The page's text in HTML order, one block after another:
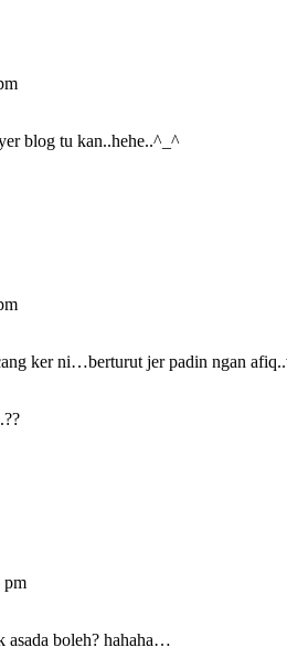
blog tu kan..hehe..^_^
ker ni…berturut jer padin ngan
pm
asada boleh? hahaha…